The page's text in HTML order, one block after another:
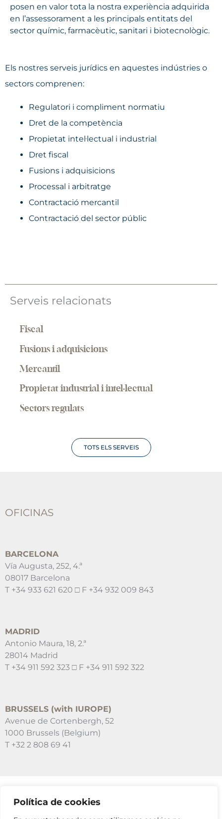
Política de cookies
posen en valor tota la nostra experiència adquirida
en l’assessorament a les principals entitats del
sector químic, farmacèutic, sanitari i biotecnològic.
Els nostres serveis jurídics en aquestes indústries o
sectors comprenen:
Regulatori i compliment normatiu
Dret de la competència
Propietat intel·lectual i industrial
Dret fiscal
Fusions i adquisicions
Processal i arbitratge
Contractació mercantil
Contractació del sector públic
Serveis relacionats
Fiscal
Fusions i adquisicions
Mercantil
Propietat industrial i intel·lectual
Sectors regulats
TOTS ELS SERVEIS
OFICINAS
BARCELONA
Vía Augusta, 252, 4.ª
08017 Barcelona
T +34 933 621 620 □ F +34 932 009 843
MADRID
Antonio Maura, 18, 2.ª
28014 Madrid
T +34 911 592 323 □ F +34 911 592 322
BRUSSELS (with IUROPE)
Avenue de Cortenbergh, 52
1000 Brussels (Belgium)
T +32 2 808 69 41
SUSCRÍBETE A NUESTRAS NEWSLETTERS